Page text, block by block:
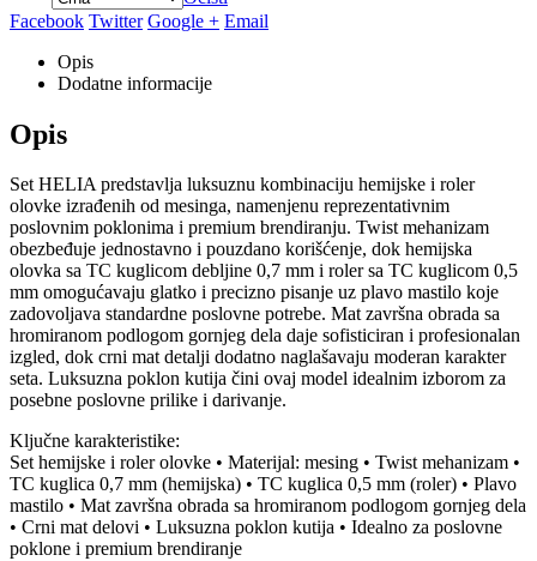
Facebook Twitter Google + Email
Opis
Dodatne informacije
Opis
Set HELIA predstavlja luksuznu kombinaciju hemijske i roler
olovke izrađenih od mesinga, namenjenu reprezentativnim
poslovnim poklonima i premium brendiranju. Twist mehanizam
obezbeđuje jednostavno i pouzdano korišćenje, dok hemijska
olovka sa TC kuglicom debljine 0,7 mm i roler sa TC kuglicom 0,5
mm omogućavaju glatko i precizno pisanje uz plavo mastilo koje
zadovoljava standardne poslovne potrebe. Mat završna obrada sa
hromiranom podlogom gornjeg dela daje sofisticiran i profesionalan
izgled, dok crni mat detalji dodatno naglašavaju moderan karakter
seta. Luksuzna poklon kutija čini ovaj model idealnim izborom za
posebne poslovne prilike i darivanje.
Ključne karakteristike:
Set hemijske i roler olovke • Materijal: mesing • Twist mehanizam •
TC kuglica 0,7 mm (hemijska) • TC kuglica 0,5 mm (roler) • Plavo
mastilo • Mat završna obrada sa hromiranom podlogom gornjeg dela
• Crni mat delovi • Luksuzna poklon kutija • Idealno za poslovne
poklone i premium brendiranje